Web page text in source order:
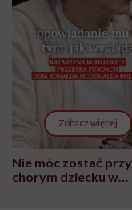
Zobacz więcej
Nie móc zostać przy
chorym dziecku w